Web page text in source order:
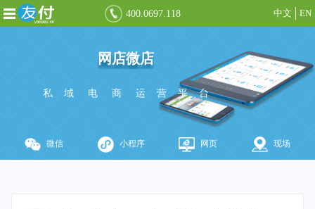
400.0697.118 中文 EN
网店微店
知识付费
众筹拍卖
国际收款
私 域 电 商 运 营 平 台
微信 小程序 网页 现场